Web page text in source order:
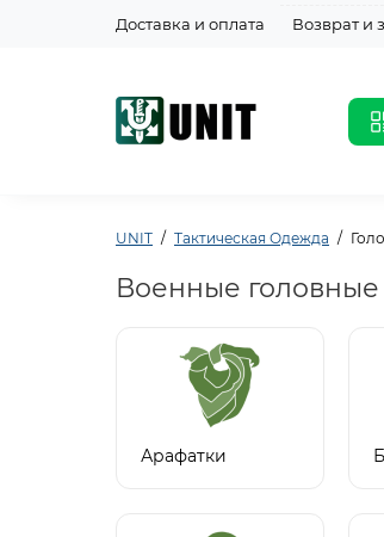
Доставка и оплата Возврат и
UNIT Тактическая Одежда
Военные
Арафатки